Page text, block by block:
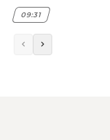
09:31